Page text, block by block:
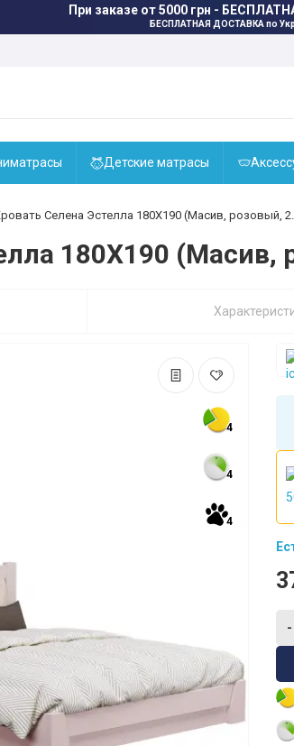
При заказе от 5000 грн -
БЕСПЛАТНАЯ ДОСТАВКАпо
Детские матрасы
Селена Эстелла 180X190 (Масив, розовый,
180X190 (Масив,
4
4
4